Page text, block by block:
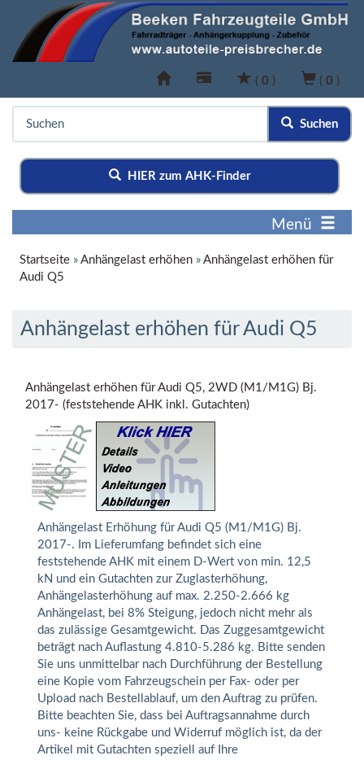
( 0 ) ( 0 )
Suchen
HIER zum AHK-Finder
Menü
Startseite » Anhängelast erhöhen » Anhängelast erhöhen für
Audi Q5
Anhängelast erhöhen für Audi Q5
Anhängelast erhöhen für Audi Q5, 2WD (M1/M1G) Bj.
2017- (feststehende AHK inkl. Gutachten)
Anhängelast Erhöhung für Audi Q5 (M1/M1G) Bj.
2017-. Im Lieferumfang befindet sich eine
feststehende AHK mit einem D-Wert von min. 12,5
kN und ein Gutachten zur Zuglasterhöhung,
Anhängelasterhöhung auf max. 2.250-2.666 kg
Anhängelast, bei 8% Steigung, jedoch nicht mehr als
das zulässige Gesamtgewicht. Das Zuggesamtgewicht
beträgt nach Auflastung 4.810-5.286 kg. Bitte senden
Sie uns unmittelbar nach Durchführung der Bestellung
eine Kopie vom Fahrzeugschein per Fax- oder per
Upload nach Bestellablauf, um den Auftrag zu prüfen.
Bitte beachten Sie, dass bei Auftragsannahme durch
uns- keine Rückgabe und Widerruf möglich ist, da der
Artikel mit Gutachten speziell auf Ihre